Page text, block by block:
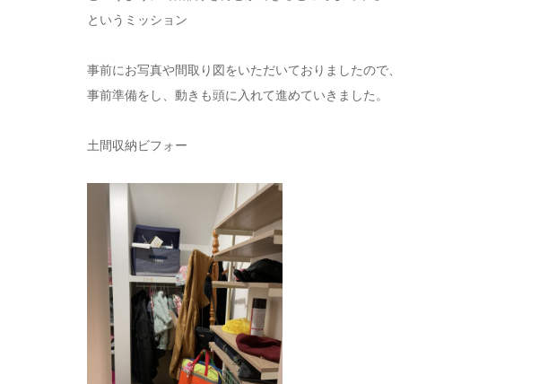
というミッション
事前にお写真や間取り図をいただいておりましたので、
事前準備をし、動きも頭に入れて進めていきました。
土間収納ビフォー